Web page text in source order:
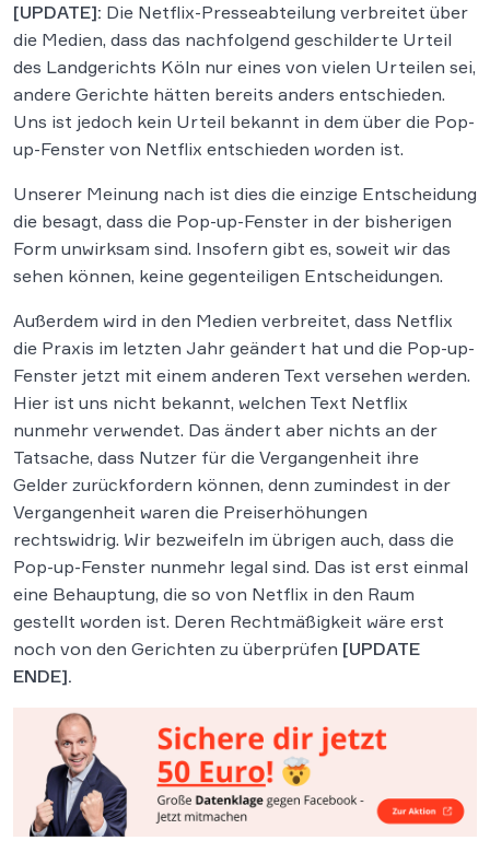
[UPDATE]: Die Netflix-Presseabteilung verbreitet über
die Medien, dass das nachfolgend geschilderte Urteil
des Landgerichts Köln nur eines von vielen Urteilen sei,
andere Gerichte hätten bereits anders entschieden.
Uns ist jedoch kein Urteil bekannt in dem über die Pop-
up-Fenster von Netflix entschieden worden ist.
Unserer Meinung nach ist dies die einzige Entscheidung
die besagt, dass die Pop-up-Fenster in der bisherigen
Form unwirksam sind. Insofern gibt es, soweit wir das
sehen können, keine gegenteiligen Entscheidungen.
Außerdem wird in den Medien verbreitet, dass Netflix
die Praxis im letzten Jahr geändert hat und die Pop-up-
Fenster jetzt mit einem anderen Text versehen werden.
Hier ist uns nicht bekannt, welchen Text Netflix
nunmehr verwendet. Das ändert aber nichts an der
Tatsache, dass Nutzer für die Vergangenheit ihre
Gelder zurückfordern können, denn zumindest in der
Vergangenheit waren die Preiserhöhungen
rechtswidrig. Wir bezweifeln im übrigen auch, dass die
Pop-up-Fenster nunmehr legal sind. Das ist erst einmal
eine Behauptung, die so von Netflix in den Raum
gestellt worden ist. Deren Rechtmäßigkeit wäre erst
noch von den Gerichten zu überprüfen [UPDATE
ENDE].